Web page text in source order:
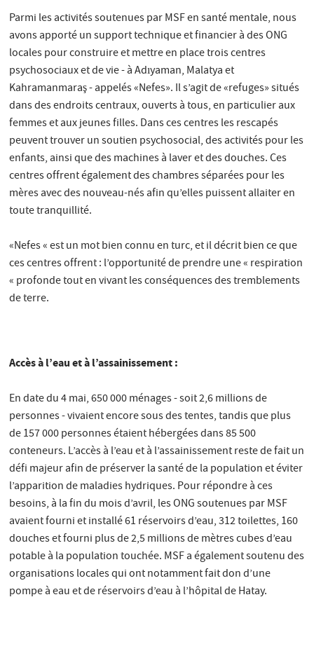
Parmi les activités soutenues par MSF en santé mentale, nous
avons apporté un support technique et financier à des ONG
locales pour construire et mettre en place trois centres
psychosociaux et de vie - à Adıyaman, Malatya et
Kahramanmaraş - appelés «Nefes». Il s’agit de «refuges» situés
dans des endroits centraux, ouverts à tous, en particulier aux
femmes et aux jeunes filles. Dans ces centres les rescapés
peuvent trouver un soutien psychosocial, des activités pour les
enfants, ainsi que des machines à laver et des douches. Ces
centres offrent également des chambres séparées pour les
mères avec des nouveau-nés afin qu’elles puissent allaiter en
toute tranquillité.
«Nefes « est un mot bien connu en turc, et il décrit bien ce que
ces centres offrent : l’opportunité de prendre une « respiration
« profonde tout en vivant les conséquences des tremblements
de terre.
Accès à l’eau et à l’assainissement :
En date du 4 mai, 650 000 ménages - soit 2,6 millions de
personnes - vivaient encore sous des tentes, tandis que plus
de 157 000 personnes étaient hébergées dans 85 500
conteneurs. L’accès à l’eau et à l’assainissement reste de fait un
défi majeur afin de préserver la santé de la population et éviter
l’apparition de maladies hydriques. Pour répondre à ces
besoins, à la fin du mois d’avril, les ONG soutenues par MSF
avaient fourni et installé 61 réservoirs d’eau, 312 toilettes, 160
douches et fourni plus de 2,5 millions de mètres cubes d’eau
potable à la population touchée. MSF a également soutenu des
organisations locales qui ont notamment fait don d’une
pompe à eau et de réservoirs d’eau à l’hôpital de Hatay.